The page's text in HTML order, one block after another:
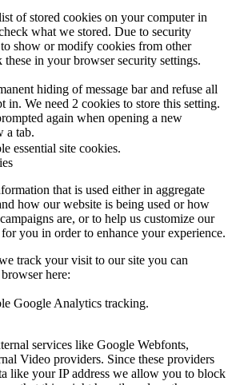
of stored cookies on your computer in
what we stored. Due to security
show or modify cookies from other
these in your browser security settings.
hiding of message bar and refuse all
in. We need 2 cookies to store this setting.
again when opening a new
a tab.
essential site cookies.
that is used either in aggregate
how our website is being used or how
are, or to help us customize our
you in order to enhance your experience.
track your visit to our site you can
here:
Google Analytics tracking.
services like Google Webfonts,
Video providers. Since these providers
like your IP address we allow you to block